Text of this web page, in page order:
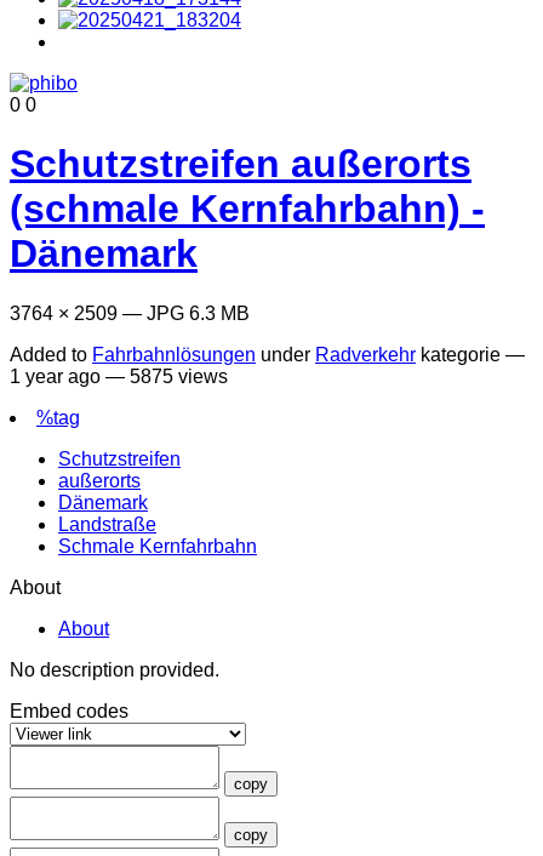
0 0
Schutzstreifen außerorts
(schmale Kernfahrbahn) -
Dänemark
3764 × 2509 — JPG 6.3 MB
Added to Fahrbahnlösungen under Radverkehr kategorie —
1 year ago — 5875 views
%tag
Schutzstreifen
außerorts
Dänemark
Landstraße
Schmale Kernfahrbahn
About
About
No description provided.
Embed codes
copy
copy